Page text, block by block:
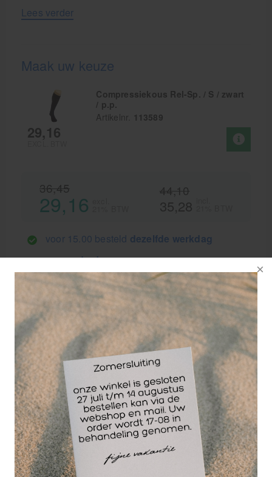
Lees verder
Maak uw keuze
Compressiekous Rel-Sp. / S / zwart
/ p.p.
Artikelnr. 113589
29,16
36,45
29,16 44,10
35,28
voor 15.00 besteld dezelfde werkdag
verzonden!
GRATIS bezorging va. €95,- excl. btw
14 dagen retourgarantie
30 jaardé paramedisch specialist
De Medilast compressiekous Rel-Sport levert een
gedoseerde druk die vanaf de enkel tot de knie
afloopt Waardoor van de 'spierpompwerking' de kuit